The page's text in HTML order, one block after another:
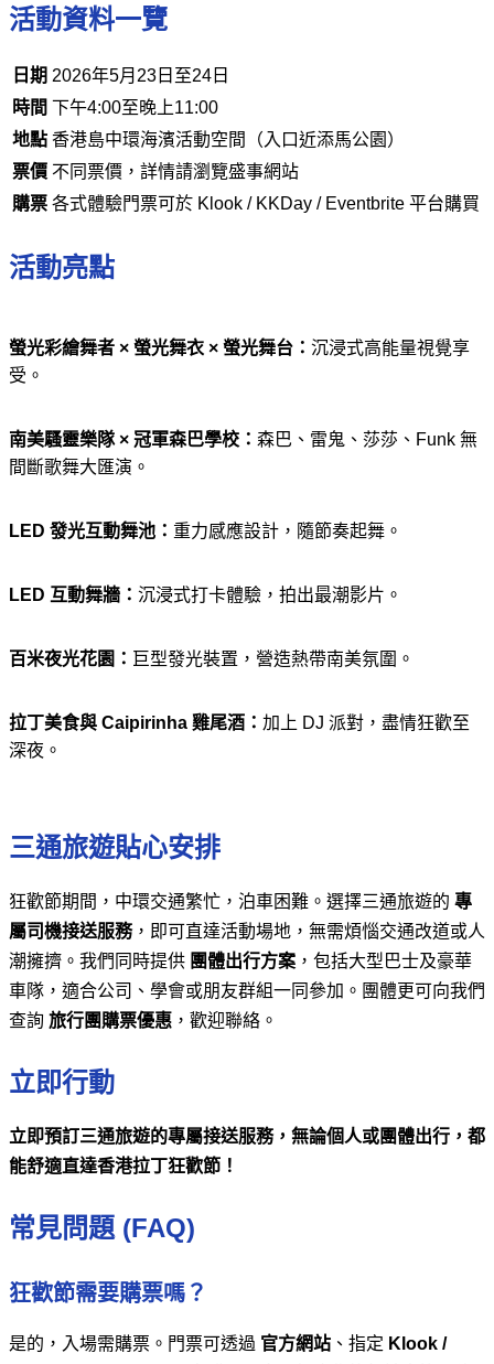
活動資料一覽
日期 2026年5月23日至24日
時間 下午4:00至晚上11:00
地點 香港島中環海濱活動空間（入口近添馬公園）
票價 不同票價，詳情請瀏覽盛事網站
購票 各式體驗門票可於 Klook / KKDay / Eventbrite 平台購買
活動亮點
螢光彩繪舞者 × 螢光舞衣 × 螢光舞台： 沉浸式高能量視覺享
受。
南美騷靈樂隊 × 冠軍森巴學校： 森巴、雷鬼、莎莎、Funk 無
間斷歌舞大匯演。
LED 發光互動舞池： 重力感應設計，隨節奏起舞。
LED 互動舞牆： 沉浸式打卡體驗，拍出最潮影片。
百米夜光花園： 巨型發光裝置，營造熱帶南美氛圍。
拉丁美食與 Caipirinha 雞尾酒： 加上 DJ 派對，盡情狂歡至
深夜。
三通旅遊貼心安排
狂歡節期間，中環交通繁忙，泊車困難。選擇三通旅遊的 專
屬司機接送服務，即可直達活動場地，無需煩惱交通改道或人
潮擁擠。我們同時提供 團體出行方案 ，包括大型巴士及豪華
車隊，適合公司、學會或朋友群組一同參加。團體更可向我們
查詢 旅行團購票優惠 ，歡迎聯絡。
立即行動
立即預訂三通旅遊的專屬接送服務，無論個人或團體出行，都
能舒適直達香港拉丁狂歡節！
常見問題 (FAQ)
狂歡節需要購票嗎？
是的，入場需購票。門票可透過 官方網站 、指定 Klook /